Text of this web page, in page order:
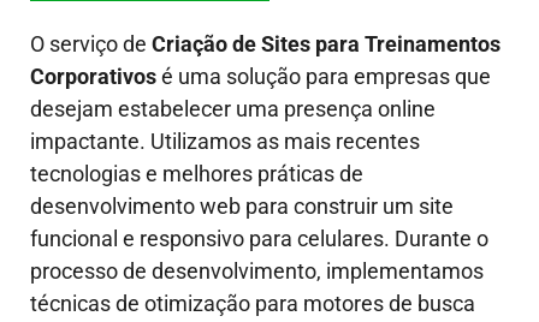
O serviço de Criação de Sites para Treinamentos
Corporativosé uma solução para empresas que
desejam estabelecer uma presença online
impactante. Utilizamos as mais recentes
tecnologias e melhores práticas de
desenvolvimento web para construir um site
funcional e responsivo para celulares. Durante o
processo de desenvolvimento, implementamos
técnicas de otimização para motores de busca